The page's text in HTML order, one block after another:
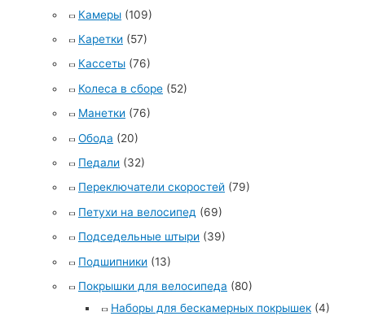
Камеры (109)
Каретки (57)
Кассеты (76)
Колеса в сборе (52)
Манетки (76)
Обода (20)
Педали (32)
Переключатели скоростей (79)
Петухи на велосипед (69)
Подседельные штыри (39)
Подшипники (13)
Покрышки для велосипеда (80)
Наборы для бескамерных покрышек (4)